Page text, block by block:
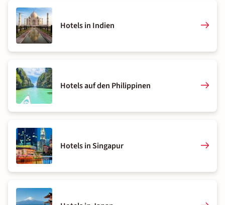
Hotels in Indien
Hotels auf den Philippinen
Hotels in Singapur